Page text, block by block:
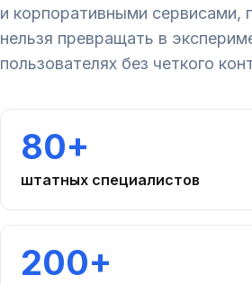
и корпоративными сервисами,
нельзя превращать в
пользователях без четкого
80+
штатных специалистов
200+